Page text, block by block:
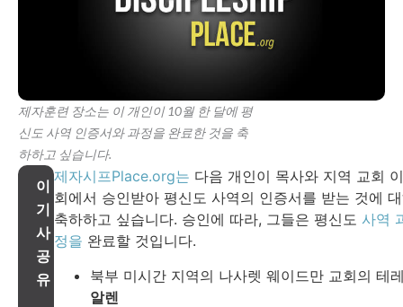
제자훈련 장소는 이 개인이 10월 한 달에 평
신도 사역 인증서와 과정을 완료한 것을 축
하하고 싶습니다.
이
기
사
공
유
제자시프Place.org는 다음 개인이 목사와 지역 교회
회에서 승인받아 평신도 사역의 인증서를 받는 것에
축하하고 싶습니다. 승인에 따라, 그들은 평신도 사역
정을 완료할 것입니다.
북부 미시간 지역의 나사렛 웨이드만 교회의 테
알렌